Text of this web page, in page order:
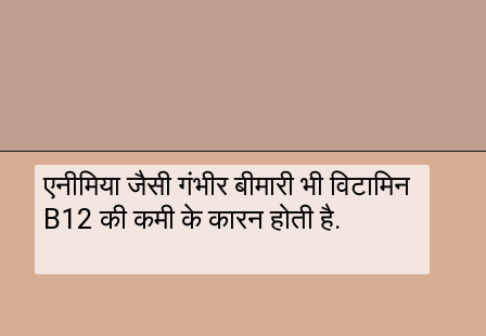
एनीमिया जैसी गंभीर बीमारी भी विटामिन
B12 की कमी के कारन होती है.